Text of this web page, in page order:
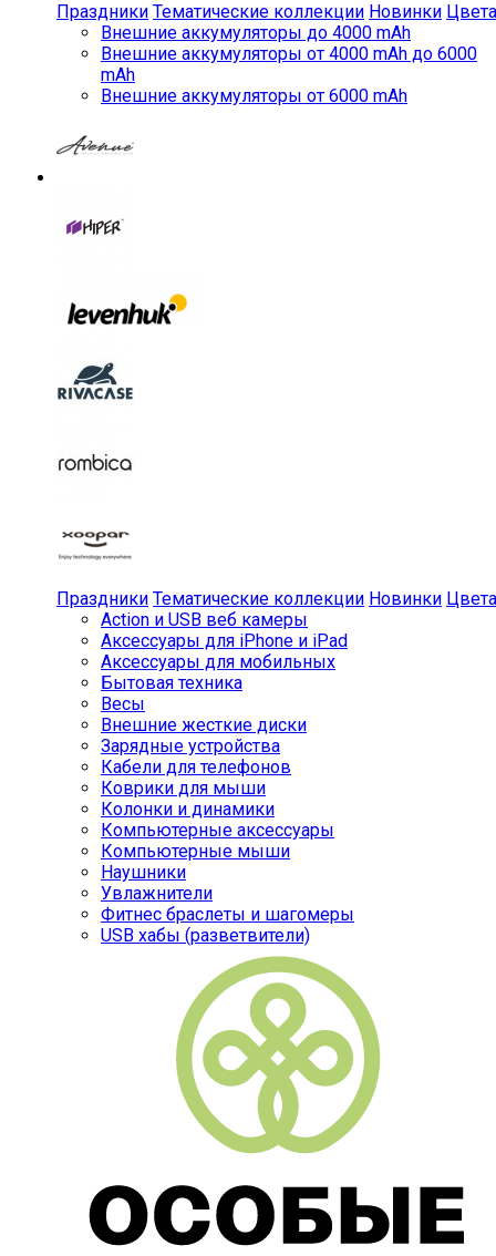
Праздники Тематические коллекции Новинки Цвета
Внешние аккумуляторы до 4000 mAh
Внешние аккумуляторы от 4000 mAh до 6000
mAh
Внешние аккумуляторы от 6000 mAh
Праздники Тематические коллекции Новинки Цвета
Action и USB веб камеры
Аксессуары для iPhone и iPad
Аксессуары для мобильных
Бытовая техника
Весы
Внешние жесткие диски
Зарядные устройства
Кабели для телефонов
Коврики для мыши
Колонки и динамики
Компьютерные аксессуары
Компьютерные мыши
Наушники
Увлажнители
Фитнес браслеты и шагомеры
USB хабы (разветвители)